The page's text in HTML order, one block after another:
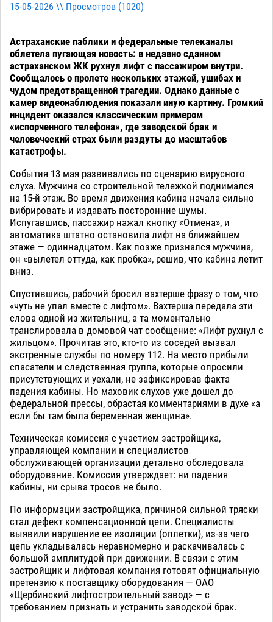
15-05-2026 \\ Просмотров (1020)
Астраханские паблики и федеральные телеканалы
облетела пугающая новость: в недавно сданном
астраханском ЖК рухнул лифт с пассажиром внутри.
Сообщалось о пролете нескольких этажей, ушибах и
чудом предотвращенной трагедии. Однако данные с
камер видеонаблюдения показали иную картину. Громкий
инцидент оказался классическим примером
«испорченного телефона», где заводской брак и
человеческий страх были раздуты до масштабов
катастрофы.
События 13 мая развивались по сценарию вирусного
слуха. Мужчина со строительной тележкой поднимался
на 15-й этаж. Во время движения кабина начала сильно
вибрировать и издавать посторонние шумы.
Испугавшись, пассажир нажал кнопку «Отмена», и
автоматика штатно остановила лифт на ближайшем
этаже — одиннадцатом. Как позже признался мужчина,
он «вылетел оттуда, как пробка», решив, что кабина летит
вниз.
Спустившись, рабочий бросил вахтерше фразу о том, что
«чуть не упал вместе с лифтом». Вахтерша передала эти
слова одной из жительниц, а та моментально
транслировала в домовой чат сообщение: «Лифт рухнул с
жильцом». Прочитав это, кто-то из соседей вызвал
экстренные службы по номеру 112. На место прибыли
спасатели и следственная группа, которые опросили
присутствующих и уехали, не зафиксировав факта
падения кабины. Но маховик слухов уже дошел до
федеральной прессы, обрастая комментариями в духе «а
если бы там была беременная женщина».
Техническая комиссия с участием застройщика,
управляющей компании и специалистов
обслуживающей организации детально обследовала
оборудование. Комиссия утверждает: ни падения
кабины, ни срыва тросов не было.
По информации застройщика, причиной сильной тряски
стал дефект компенсационной цепи. Специалисты
выявили нарушение ее изоляции (оплетки), из-за чего
цепь укладывалась неравномерно и раскачивалась с
большой амплитудой при движении. В связи с этим
застройщик и лифтовая компания готовят официальную
претензию к поставщику оборудования — ОАО
«Щербинский лифтостроительный завод» — с
требованием признать и устранить заводской брак.